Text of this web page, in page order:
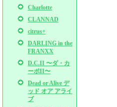
Charlotte
CLANNAD
citrus+
DARLING in the
FRANXX
D.C.II 〜ダ・カ
ーポII〜
Dead or Alive デ
ッド オア アライ
ブ